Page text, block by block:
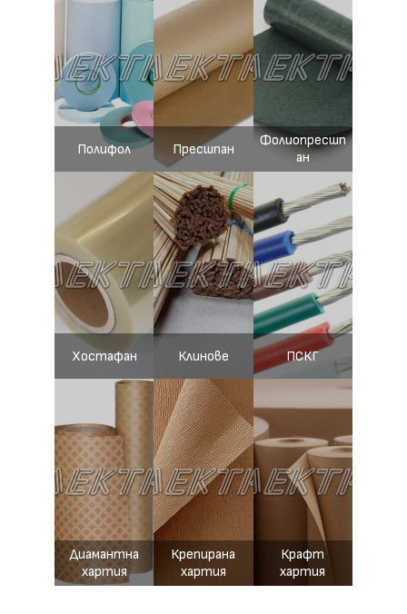
Полифол Пресшпан
Фолиопресшп
ан
Хостафан Клинове ПСКГ
Диамантна
хартия
Крепирана
хартия
Крафт
хартия